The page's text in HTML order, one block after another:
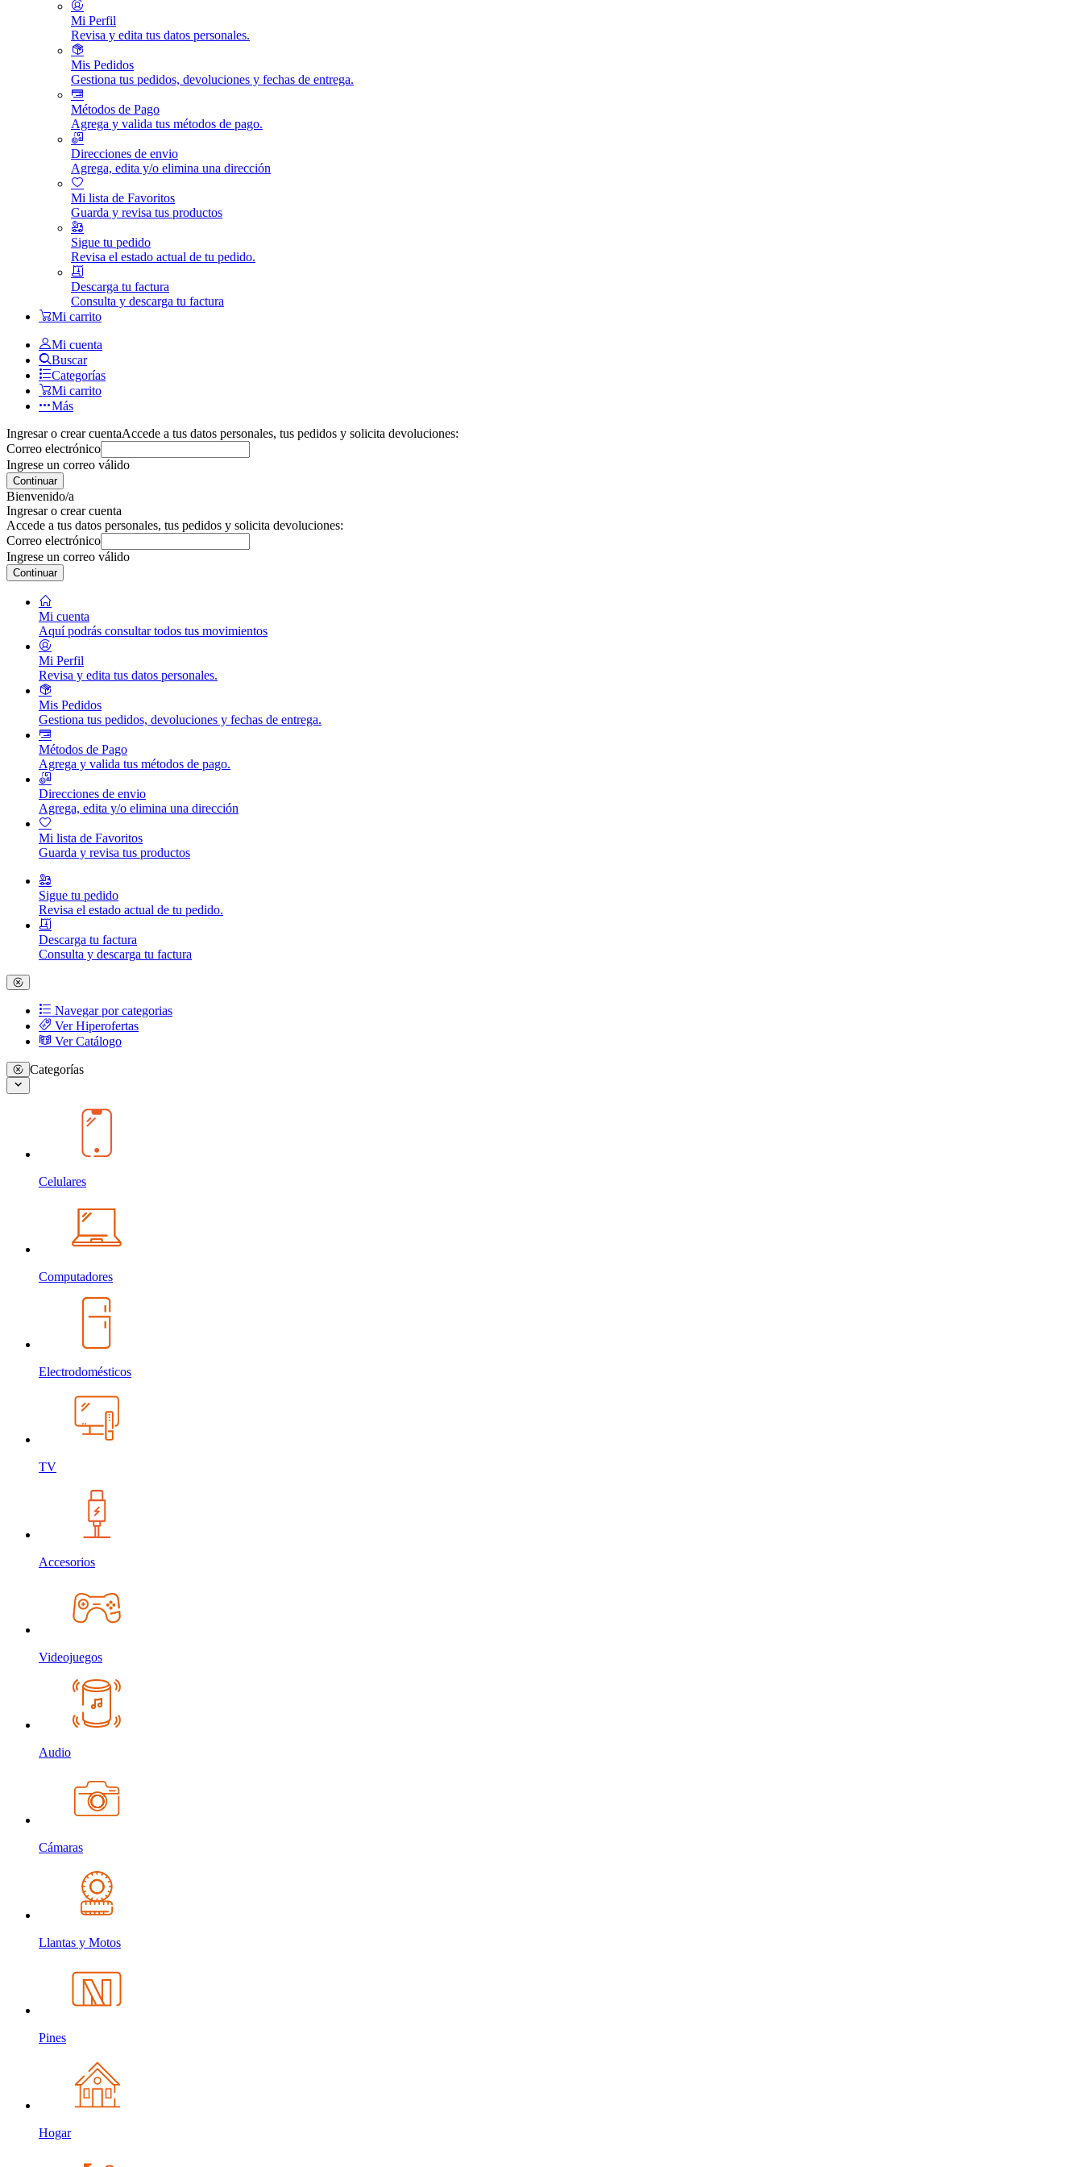
Mi Perfil
Revisa y edita tus datos personales.
Mis Pedidos
Gestiona tus pedidos, devoluciones y fechas de entrega.
Métodos de Pago
Agrega y valida tus métodos de pago.
Direcciones de envio
Agrega, edita y/o elimina una dirección
Mi lista de Favoritos
Guarda y revisa tus productos
Sigue tu pedido
Revisa el estado actual de tu pedido.
Descarga tu factura
Consulta y descarga tu factura
Mi carrito
Mi cuenta
Buscar
Categorías
Mi carrito
Más
Ingresar o crear cuentaAccede a tus datos personales, tus pedidos y solicita devoluciones:
Correo electrónico
Ingrese un correo válido
Continuar
Bienvenido/a
Ingresar o crear cuenta
Accede a tus datos personales, tus pedidos y solicita devoluciones:
Correo electrónico
Ingrese un correo válido
Continuar
Mi cuenta
Aquí podrás consultar todos tus movimientos
Mi Perfil
Revisa y edita tus datos personales.
Mis Pedidos
Gestiona tus pedidos, devoluciones y fechas de entrega.
Métodos de Pago
Agrega y valida tus métodos de pago.
Direcciones de envio
Agrega, edita y/o elimina una dirección
Mi lista de Favoritos
Guarda y revisa tus productos
Sigue tu pedido
Revisa el estado actual de tu pedido.
Descarga tu factura
Consulta y descarga tu factura
Navegar por categorias
Ver Hiperofertas
Ver Catálogo
Categorías
Celulares
Computadores
Electrodomésticos
TV
Accesorios
Videojuegos
Audio
Cámaras
Llantas y Motos
Pines
Hogar